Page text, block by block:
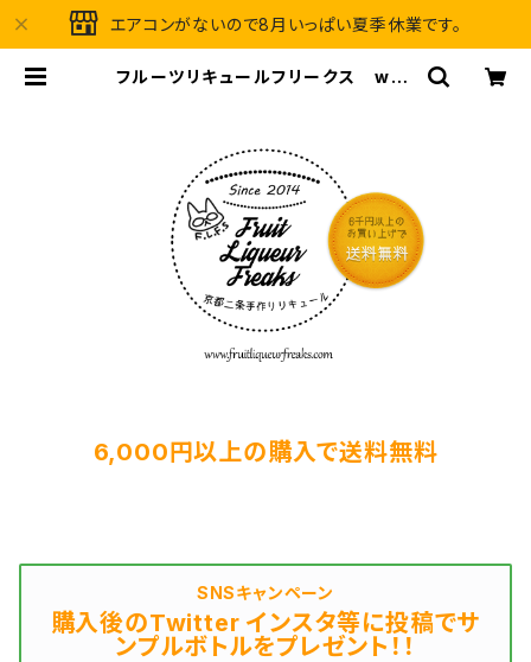
エアコンがないので8月いっぱい夏季休業です。
フルーツリキュールフリークス web
6,000円以上の購入で送料無料
SNSキャンペーン
購入後のTwitter インスタ等に投稿でサ
ンプルボトルをプレゼント！！